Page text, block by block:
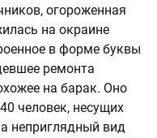
огороженная
на окраине
в форме буквы
ремонта
на барак. Оно
человек, несущих
неприглядный вид